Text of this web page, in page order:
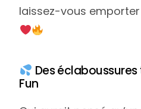
laissez-vous
Des
Fun